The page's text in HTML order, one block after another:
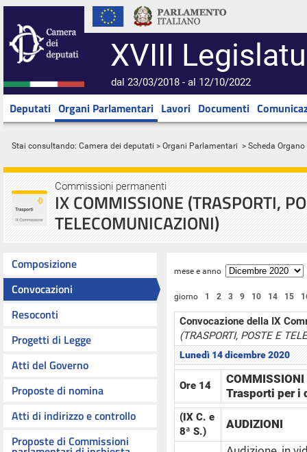
XVIII
dal 23/03/2018 - al 12/10/2022
Deputati Organi Parlamentari Lavori Documenti
Stai consultando: Camera dei deputati > Organi Parlamentari > Scheda Organo
Commissioni permanenti
IX COMMISSIONE (TRASPORTI,
TELECOMUNICAZIONI)
Composizione
Convocazioni
Resoconti
Progetti di Legge
Atti del Governo
Proposte di nomina
Atti di indirizzo e controllo
Proposte di Commissioni
mese e anno
giorno 1 2 3 9 10 14 15
Convocazione della IX
(TRASPORTI, POSTE E
Lunedì 14 dicembre 2020
Ore 14
Trasporti per i
(IX C. e
8ª S.)
AUDIZIONI